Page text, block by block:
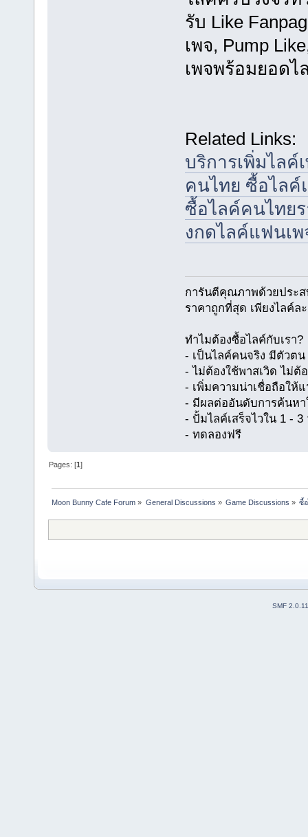
รับ Like
เพจ, Pump
เพจพร้อมยอด
Related Links:
บริการเพิ่มไลค์
คนไทย ซื้อไลค์
ซื้อไลค์คนไทย
งกดไลค์แฟนเ
การันตีคุณภาพด้วยประ
ราคาถูกที่สุด เพียงไลค์ล
ทำไมต้องซื้อไลค์กับเรา?
- เป็นไลค์คนจริง มีตัวตน
- ไม่ต้องใช้พาสเวิด ไม่ต้
- เพิ่มความน่าเชื่อถือให้
- มีผลต่ออันดับการค้นหา
- ปั้มไลค์เสร็จไวใน 1 - 3
- ทดลองฟรี
Pages: [1]
Moon Bunny Cafe Forum » General Discussions » Game Discussions » ซื้
SMF 2.0.11